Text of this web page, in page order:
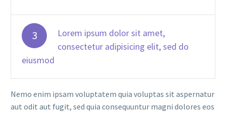
3
Lorem ipsum dolor sit amet,
consectetur adipisicing elit, sed do
eiusmod
Nemo enim ipsam voluptatem quia voluptas sit aspernatur
aut odit aut fugit, sed quia consequuntur magni dolores eos